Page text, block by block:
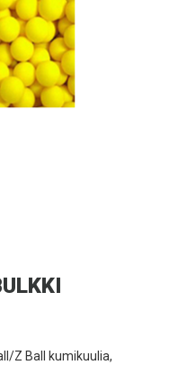
Z Ball kumikuulia,